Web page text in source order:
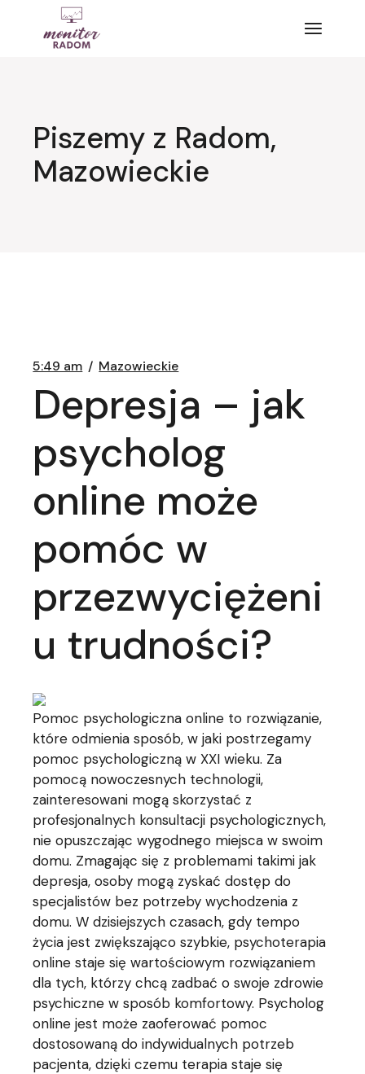
Piszemy z Radom,
Mazowieckie
5:49 am Mazowieckie
Depresja – jak
psycholog
online może
pomóc w
przezwyciężeni
u trudności?
Pomoc psychologiczna online to rozwiązanie,
które odmienia sposób, w jaki postrzegamy
pomoc psychologiczną w XXI wieku. Za
pomocą nowoczesnych technologii,
zainteresowani mogą skorzystać z
profesjonalnych konsultacji psychologicznych,
nie opuszczając wygodnego miejsca w swoim
domu. Zmagając się z problemami takimi jak
depresja, osoby mogą zyskać dostęp do
specjalistów bez potrzeby wychodzenia z
domu. W dzisiejszych czasach, gdy tempo
życia jest zwiększająco szybkie, psychoterapia
online staje się wartościowym rozwiązaniem
dla tych, którzy chcą zadbać o swoje zdrowie
psychiczne w sposób komfortowy. Psycholog
online jest może zaoferować pomoc
dostosowaną do indywidualnych potrzeb
pacjenta, dzięki czemu terapia staje się